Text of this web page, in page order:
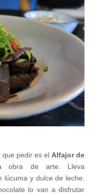
que pedir es el Alfajor de
obra de arte. Lleva
lúcuma y dulce de leche.
lo van a disfrutar